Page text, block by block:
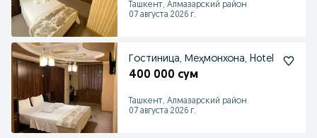
Ташкент, Алмазарский район
07 августа 2026 г.
Гостиница, Меҳмонхона, Hotel
400 000 сум
Ташкент, Алмазарский район
07 августа 2026 г.